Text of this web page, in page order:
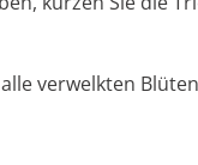
verwelkten